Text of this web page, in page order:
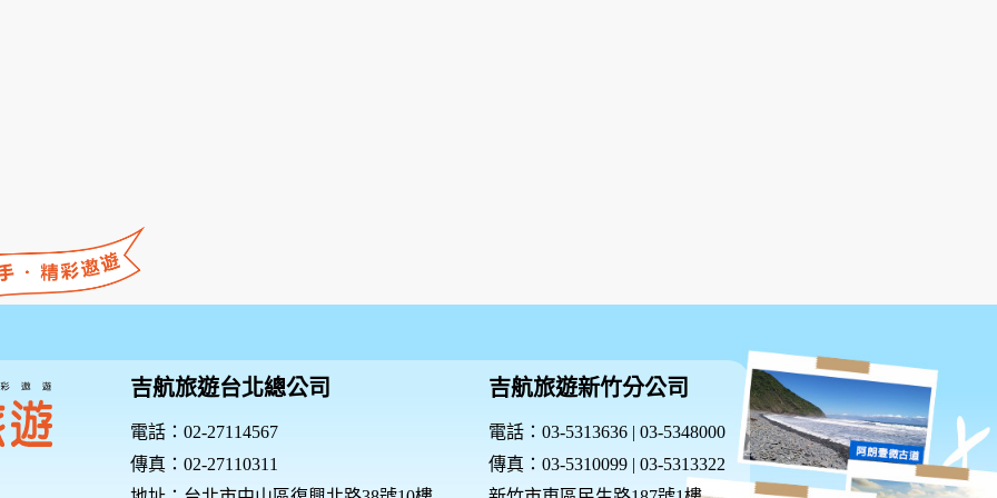
吉航旅遊台北總公司
電話：02-27114567
傳真：02-27110311
吉航旅遊新竹分公司
電話：03-5313636 | 03-5348000
傳真：03-5310099 | 03-5313322